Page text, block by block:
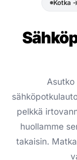
Kotka
Asutko
pelkkä
huollamme
takaisin.